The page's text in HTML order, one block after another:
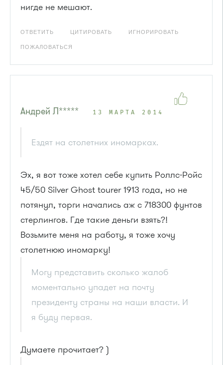
нигде не мешают.
ОТВЕТИТЬ ЦИТИРОВАТЬ ИГНОРИРОВАТЬ
ПОЖАЛОВАТЬСЯ
Андрей Л***** 13 МАРТА 2014
Ездят на столетних иномарках.
Эх, я вот тоже хотел себе купить Роллс-Ройс
45/50 Silver Ghost tourer 1913 года, но не
потянул, торги начались аж с 718300 фунтов
стерлингов. Где такие деньги взять?!
Возьмите меня на работу, я тоже хочу
столетнюю иномарку!
Могу представить сколько жалоб
моментально упадет на почту
президенту страны на наши власти. И
я буду первая.
Думаете прочитает? )